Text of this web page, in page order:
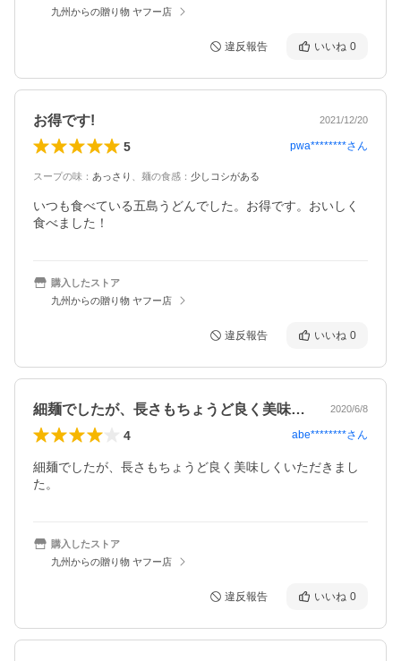
九州からの贈り物 ヤフー店
違反報告 いいね 0
お得です! 2021/12/20
5 pwa********さん
スープの味 ： あっさり 麺の食感 ： 少しコシがある
いつも食べている五島うどんでした。お得です。おいしく
食べました！
購入したストア
九州からの贈り物 ヤフー店
違反報告 いいね 0
細麺でしたが、長さもちょうど良く美味し… 2020/6/8
4 abe********さん
細麺でしたが、長さもちょうど良く美味しくいただきまし
た。
購入したストア
九州からの贈り物 ヤフー店
違反報告 いいね 0